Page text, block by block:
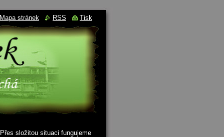
Přes složitou situaci fungujeme
Mapa stránek RSS Tisk